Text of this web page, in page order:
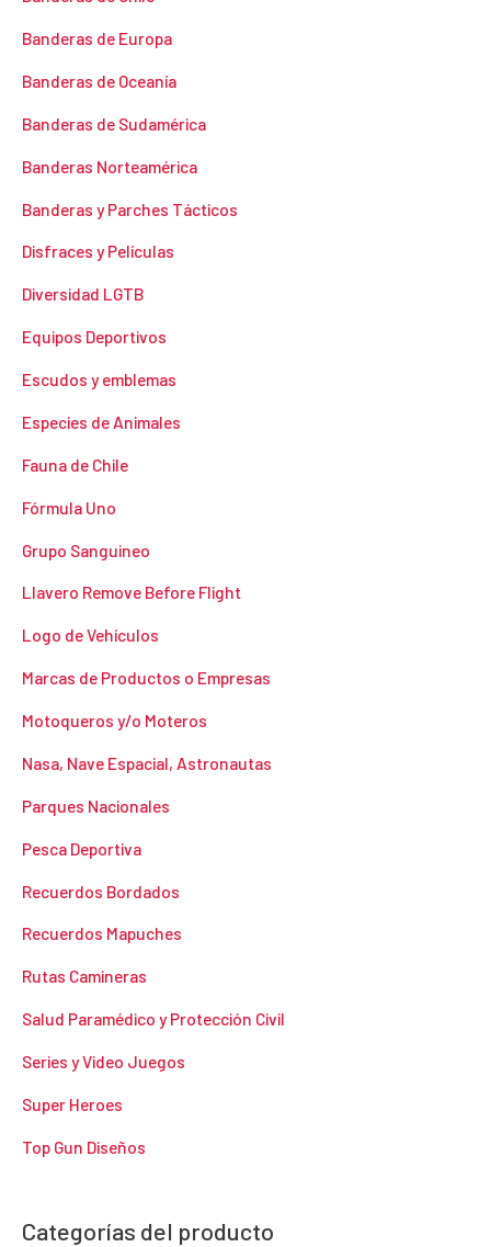
Banderas de Europa
Banderas de Oceanía
Banderas de Sudamérica
Banderas Norteamérica
Banderas y Parches Tácticos
Disfraces y Películas
Diversidad LGTB
Equipos Deportivos
Escudos y emblemas
Especies de Animales
Fauna de Chile
Fórmula Uno
Grupo Sanguineo
Llavero Remove Before Flight
Logo de Vehículos
Marcas de Productos o Empresas
Motoqueros y/o Moteros
Nasa, Nave Espacial, Astronautas
Parques Nacionales
Pesca Deportiva
Recuerdos Bordados
Recuerdos Mapuches
Rutas Camineras
Salud Paramédico y Protección Civil
Series y Video Juegos
Super Heroes
Top Gun Diseños
Categorías del producto